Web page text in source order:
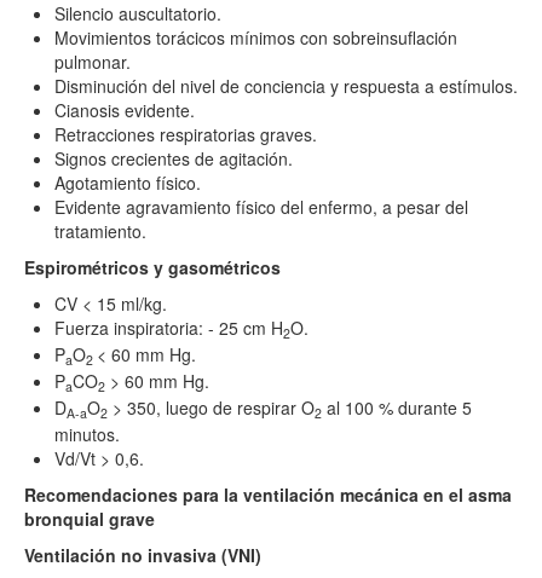
Silencio auscultatorio.
Movimientos torácicos mínimos con sobreinsuflación
pulmonar.
Disminución del nivel de conciencia y respuesta a estímulos.
Cianosis evidente.
Retracciones respiratorias graves.
Signos crecientes de agitación.
Agotamiento físico.
Evidente agravamiento físico del enfermo, a pesar del
tratamiento.
Espirométricos y gasométricos
CV < 15 ml/kg.
Fuerza inspiratoria: - 25 cm H2O.
PaO2 < 60 mm Hg.
PaCO2 > 60 mm Hg.
DA-aO2 > 350, luego de respirar O2 al 100 % durante 5
minutos.
Vd/Vt > 0,6.
Recomendaciones para la ventilación mecánica en el asma
bronquial grave
Ventilación no invasiva (VNI)